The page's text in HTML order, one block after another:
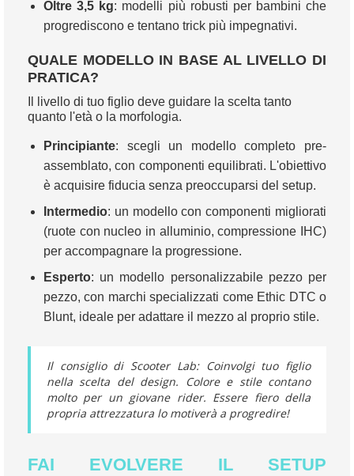
Oltre 3,5 kg: modelli più robusti per bambini che
progrediscono e tentano trick più impegnativi.
QUALE MODELLO IN BASE AL LIVELLO DI
PRATICA?
Il livello di tuo figlio deve guidare la scelta tanto
quanto l'età o la morfologia.
Principiante: scegli un modello completo pre-
assemblato, con componenti equilibrati. L'obiettivo
è acquisire fiducia senza preoccuparsi del setup.
Intermedio: un modello con componenti migliorati
(ruote con nucleo in alluminio, compressione IHC)
per accompagnare la progressione.
Esperto: un modello personalizzabile pezzo per
pezzo, con marchi specializzati come Ethic DTC o
Blunt, ideale per adattare il mezzo al proprio stile.
Il consiglio di Scooter Lab: Coinvolgi tuo figlio
nella scelta del design. Colore e stile contano
molto per un giovane rider. Essere fiero della
propria attrezzatura lo motiverà a progredire!
FAI EVOLVERE IL SETUP